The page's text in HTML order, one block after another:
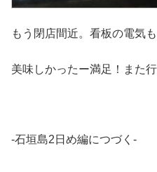
もう閉店間近。看板の電気
美味しかったー満足！また行
-石垣島2日め編につづく-